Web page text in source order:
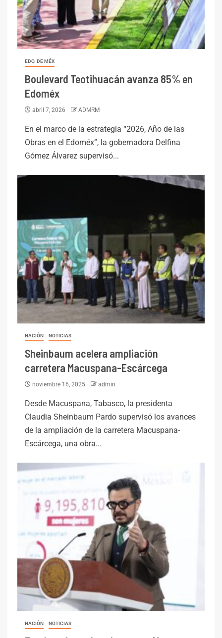
EDO. DE MÉX
Boulevard Teotihuacán avanza 85% en
Edoméx
abril 7, 2026 ADMRM
En el marco de la estrategia “2026, Año de las
Obras en el Edoméx”, la gobernadora Delfina
Gómez Álvarez supervisó...
NACIÓN NOTICIAS
Sheinbaum acelera ampliación
carretera Macuspana-Escárcega
noviembre 16, 2025 admin
Desde Macuspana, Tabasco, la presidenta
Claudia Sheinbaum Pardo supervisó los avances
de la ampliación de la carretera Macuspana-
Escárcega, una obra...
NACIÓN NOTICIAS